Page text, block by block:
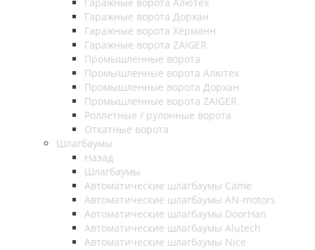
Гаражные ворота Дорхан
Гаражные ворота Хёрманн
Гаражные ворота ZAIGER
Промышленные ворота
Промышленные ворота Алютех
Промышленные ворота Дорхан
Промышленные ворота ZAIGER
Роллетные / рулонные ворота
Откатные ворота
Шлагбаумы
Назад
Шлагбаумы
Автоматические шлагбаумы Came
Автоматические шлагбаумы AN-motors
Автоматические шлагбаумы DoorHan
Автоматические шлагбаумы Alutech
Автоматические шлагбаумы Nice